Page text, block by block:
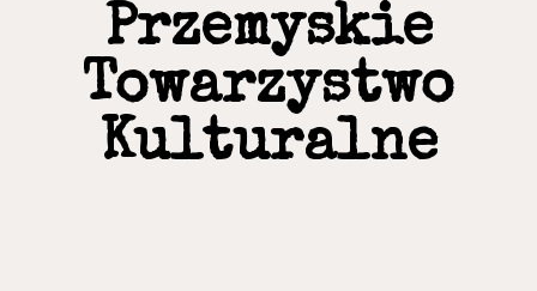
Przemyskie
Towarzystwo
Kulturalne